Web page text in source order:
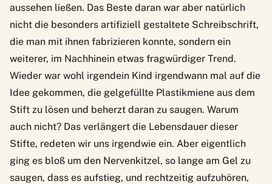
aussehen ließen. Das Beste daran war aber natürlich
nicht die besonders artifiziell gestaltete Schreibschrift,
die man mit ihnen fabrizieren konnte, sondern ein
weiterer, im Nachhinein etwas fragwürdiger Trend.
Wieder war wohl irgendein Kind irgendwann mal auf die
Idee gekommen, die gelgefüllte Plastikmiene aus dem
Stift zu lösen und beherzt daran zu saugen. Warum
auch nicht? Das verlängert die Lebensdauer dieser
Stifte, redeten wir uns irgendwie ein. Aber eigentlich
ging es bloß um den Nervenkitzel, so lange am Gel zu
saugen, dass es aufstieg, und rechtzeitig aufzuhören,